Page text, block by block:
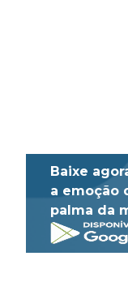
Baixe
a emoção
palma da